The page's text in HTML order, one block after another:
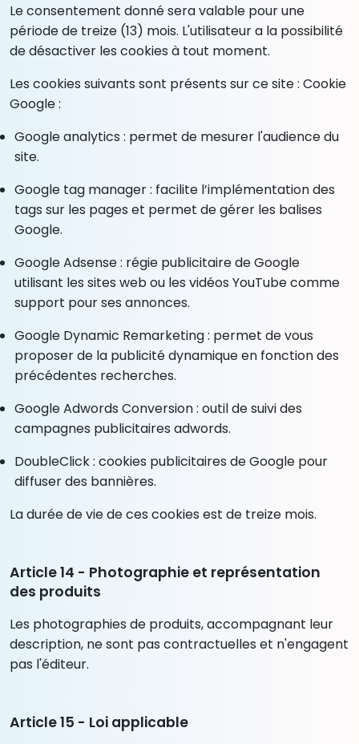
Le consentement donné sera valable pour une
période de treize (13) mois. L'utilisateur a la possibilité
de désactiver les cookies à tout moment.
Les cookies suivants sont présents sur ce site : Cookie
Google :
Google analytics : permet de mesurer l'audience du
site.
Google tag manager : facilite l’implémentation des
tags sur les pages et permet de gérer les balises
Google.
Google Adsense : régie publicitaire de Google
utilisant les sites web ou les vidéos YouTube comme
support pour ses annonces.
Google Dynamic Remarketing : permet de vous
proposer de la publicité dynamique en fonction des
précédentes recherches.
Google Adwords Conversion : outil de suivi des
campagnes publicitaires adwords.
DoubleClick : cookies publicitaires de Google pour
diffuser des bannières.
La durée de vie de ces cookies est de treize mois.
Article 14 - Photographie et représentation
des produits
Les photographies de produits, accompagnant leur
description, ne sont pas contractuelles et n'engagent
pas l'éditeur.
Article 15 - Loi applicable